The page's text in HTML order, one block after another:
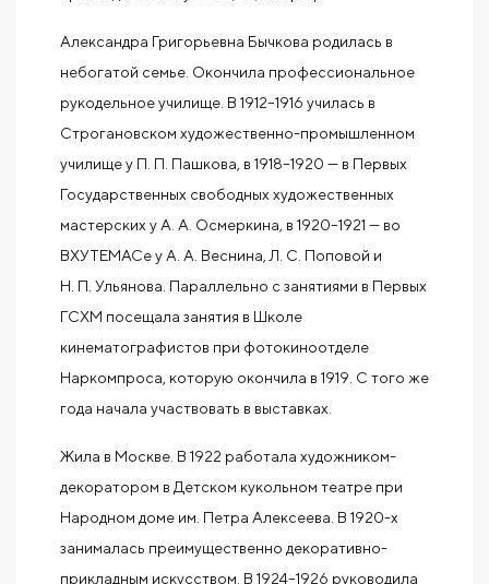
Александра Григорьевна Бычкова родилась в
небогатой семье. Окончила профессиональное
рукодельное училище. В 1912–1916 училась в
Строгановском художественно-промышленном
училище у П. П. Пашкова, в 1918–1920 — в Первых
Государственных свободных художественных
мастерских у А. А. Осмеркина, в 1920–1921 — во
ВХУТЕМАСе у А. А. Веснина, Л. С. Поповой и
Н. П. Ульянова. Параллельно с занятиями в Первых
ГСХМ посещала занятия в Школе
кинематографистов при фотокиноотделе
Наркомпроса, которую окончила в 1919. С того же
года начала участвовать в выставках.
Жила в Москве. В 1922 работала художником-
декоратором в Детском кукольном театре при
Народном доме им. Петра Алексеева. В 1920-х
занималась преимущественно декоративно-
прикладным искусством. В 1924–1926 руководила